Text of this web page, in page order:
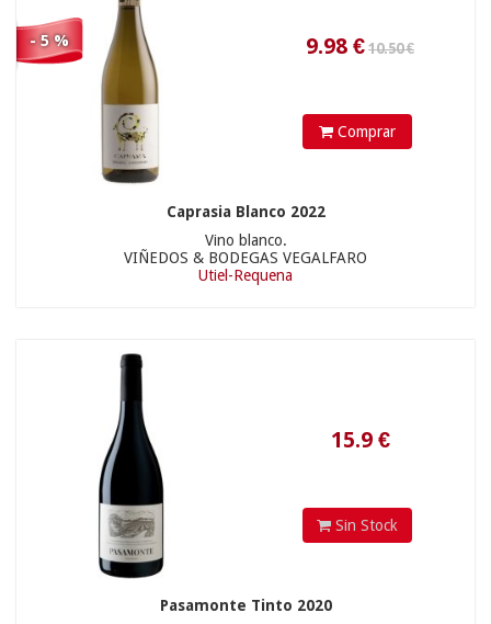
- 5 %
Comprar
Caprasia Blanco 2022
Vino blanco.
VIÑEDOS & BODEGAS VEGALFARO
Utiel-Requena
Sin Stock
Pasamonte Tinto 2020
8.9€
29.9€